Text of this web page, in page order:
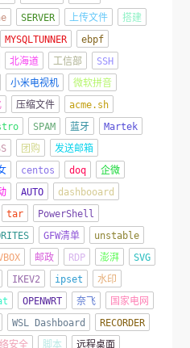
SERVER 上传文件
搭建
MYSQLTUNNER
ebpf
北海道 工信部
SSH
小米电视机
微软拼音
压缩文件
acme.sh
SPAM 蓝牙
Martek
团购
发送邮箱
centos doq
企微
AUTO
dashbooard
tar
PowerShell
GFW清单
unstable
邮政 RDP 澎湃
SVG
IKEV2 ipset
水印
OPENWRT 奈飞
国家电网
WSL Dashboard
RECORDER
安全 脚本 远程桌面